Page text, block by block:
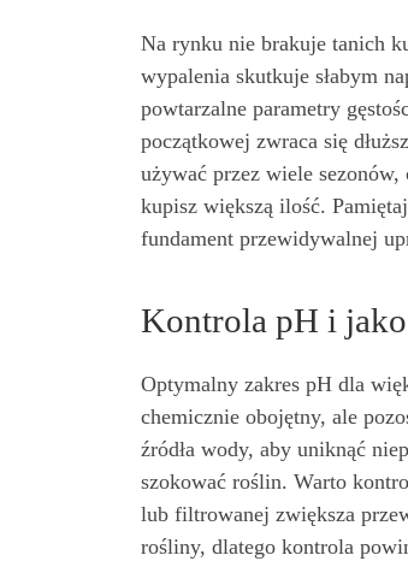
Na rynku nie brakuje tanich
wypalenia skutkuje słabym
powtarzalne parametry
początkowej zwraca się
używać przez wiele
kupisz większą ilość.
fundament przewidywalnej
Kontrola pH i
Optymalny zakres pH dla
chemicznie obojętny, ale
źródła wody, aby uniknąć
szokować roślin. Warto
lub filtrowanej zwiększa
rośliny, dlatego kontrola